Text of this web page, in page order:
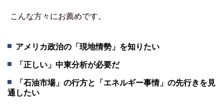
こんな方々にお薦めです。
アメリカ政治の「現地情勢」を知りたい
「正しい」中東分析が必要だ
「石油市場」の行方と「エネルギー事情」の先行きを見
通したい